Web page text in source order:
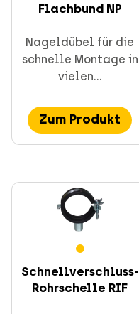
Flachbund NP
Nageldübel für die
schnelle Montage in
vielen...
Zum Produkt
Schnellverschluss-
Rohrschelle RIF